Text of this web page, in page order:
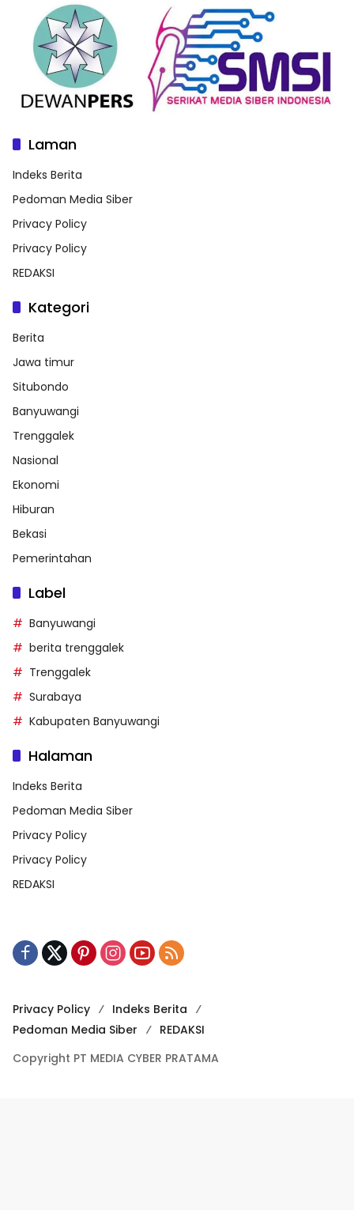
Laman
Indeks Berita
Pedoman Media Siber
Privacy Policy
Privacy Policy
REDAKSI
Kategori
Berita
Jawa timur
Situbondo
Banyuwangi
Trenggalek
Nasional
Ekonomi
Hiburan
Bekasi
Pemerintahan
Label
Banyuwangi
berita trenggalek
Trenggalek
Surabaya
Kabupaten Banyuwangi
Halaman
Indeks Berita
Pedoman Media Siber
Privacy Policy
Privacy Policy
REDAKSI
Privacy Policy
Indeks Berita
Pedoman Media Siber
REDAKSI
Copyright PT MEDIA CYBER PRATAMA